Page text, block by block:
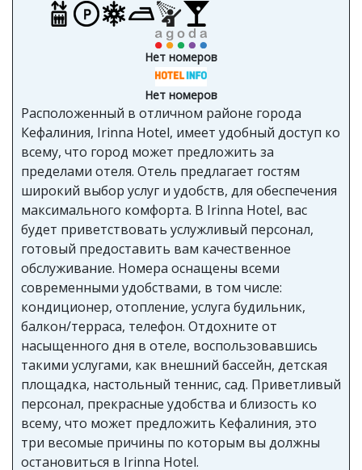
Нет номеров
Нет номеров
Расположенный в отличном районе города
Кефалиния, Irinna Hotel, имеет удобный доступ ко
всему, что город может предложить за
пределами отеля. Отель предлагает гостям
широкий выбор услуг и удобств, для обеспечения
максимального комфорта. В Irinna Hotel, вас
будет приветствовать услужливый персонал,
готовый предоставить вам качественное
обслуживание. Номера оснащены всеми
современными удобствами, в том числе:
кондиционер, отопление, услуга будильник,
балкон/терраса, телефон. Отдохните от
насыщенного дня в отеле, воспользовавшись
такими услугами, как внешний бассейн, детская
площадка, настольный теннис, сад. Приветливый
персонал, прекрасные удобства и близость ко
всему, что может предложить Кефалиния, это
три весомые причины по которым вы должны
остановиться в Irinna Hotel.